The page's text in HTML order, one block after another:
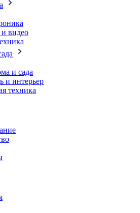
видео
и сада
и интерьер
техника